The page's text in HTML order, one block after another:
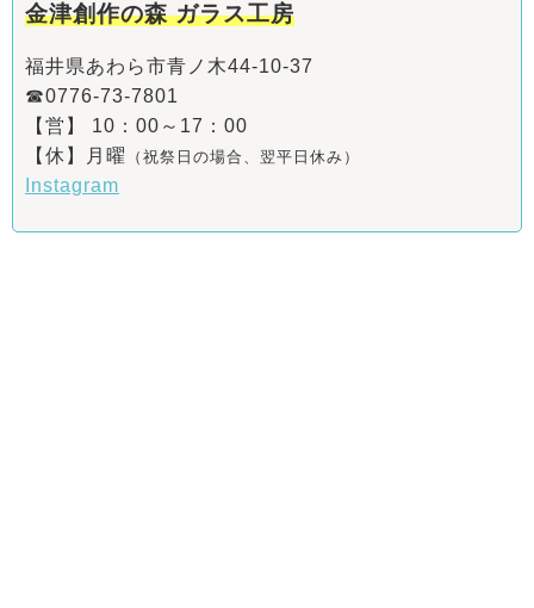
金津創作の森 ガラス工房
福井県あわら市青ノ木44-10-37
☎0776-73-7801
【営】 10：00～17：00
【休】月曜
（祝祭日の場合、翌平日休み）
Instagram